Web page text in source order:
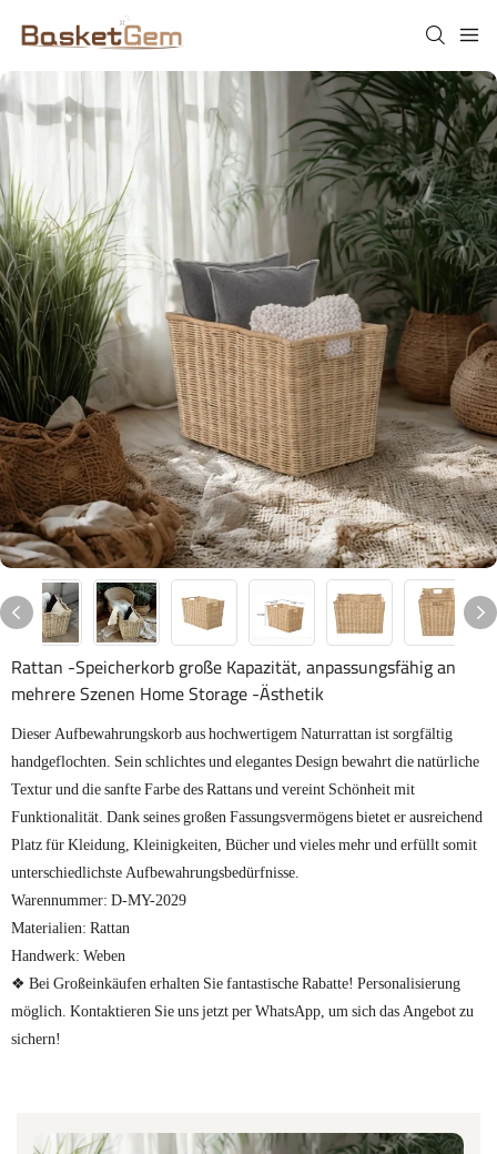
Rattan -Speicherkorb große Kapazität, anpassungsfähig an
mehrere Szenen Home Storage -Ästhetik
Dieser Aufbewahrungskorb aus hochwertigem Naturrattan ist sorgfältig
handgeflochten. Sein schlichtes und elegantes Design bewahrt die natürliche
Textur und die sanfte Farbe des Rattans und vereint Schönheit mit
Funktionalität. Dank seines großen Fassungsvermögens bietet er ausreichend
Platz für Kleidung, Kleinigkeiten, Bücher und vieles mehr und erfüllt somit
unterschiedlichste Aufbewahrungsbedürfnisse.
Warennummer: D-MY-2029
Materialien: Rattan
Handwerk: Weben
❖ Bei Großeinkäufen erhalten Sie fantastische Rabatte! Personalisierung
möglich. Kontaktieren Sie uns jetzt per WhatsApp, um sich das Angebot zu
sichern!